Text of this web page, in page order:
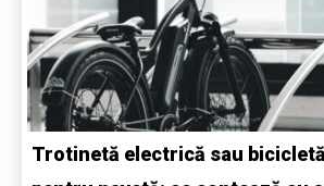
Trotinetă electrică sau